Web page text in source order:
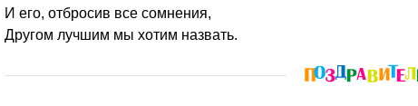
И его, отбросив все сомнения,
Другом лучшим мы хотим назвать.